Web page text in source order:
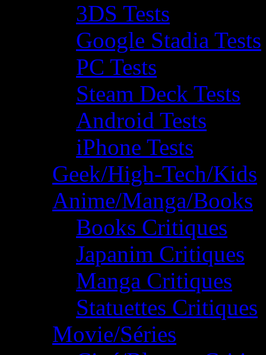
3DS Tests
Google Stadia Tests
PC Tests
Steam Deck Tests
Android Tests
iPhone Tests
Geek/High-Tech/Kids
Anime/Manga/Books
Books Critiques
Japanim Critiques
Manga Critiques
Statuettes Critiques
Movie/Séries